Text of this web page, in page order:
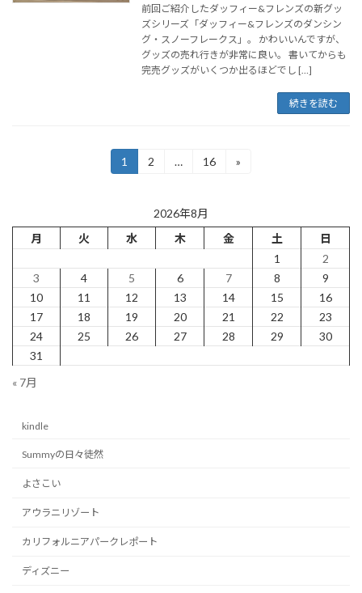
前回ご紹介したダッフィー&フレンズの新グッ
ズシリーズ「ダッフィー&フレンズのダンシン
グ・スノーフレークス」。 かわいいんですが、
グッズの売れ行きが非常に良い。 書いてからも
完売グッズがいくつか出るほどでし […]
続きを読む
ペ
ー
ジ
送
り
固
定
ジ
1
固
ー
ジ
2 …
固
ー
ジ
16 »
2026年8月
月
火 水 木 金 土
日
1
2
3
4 5 6 7 8
9
10
11 12 13 14 15
16
17
18 19 20 21 22
23
24
25 26 27 28 29
30
31
« 7月
kindle
Summyの日々徒然
よさこい
アウラニリゾート
カリフォルニアパークレポート
ディズニー